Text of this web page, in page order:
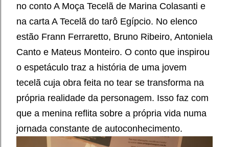
no conto A Moça Tecelã de Marina Colasanti e
na carta A Tecelã do tarô Egípcio. No elenco
estão Frann Ferraretto, Bruno Ribeiro, Antoniela
Canto e Mateus Monteiro. O conto que inspirou
o espetáculo traz a história de uma jovem
tecelã cuja obra feita no tear se transforma na
própria realidade da personagem. Isso faz com
que a menina reflita sobre a própria vida numa
jornada constante de autoconhecimento.